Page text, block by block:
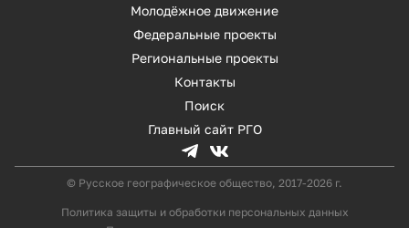
Молодёжное движение
Федеральные проекты
Региональные проекты
Контакты
Поиск
Главный сайт РГО
© Русское географическое общество, 2017-2026 г.
Политика защиты и обработки персональных данных